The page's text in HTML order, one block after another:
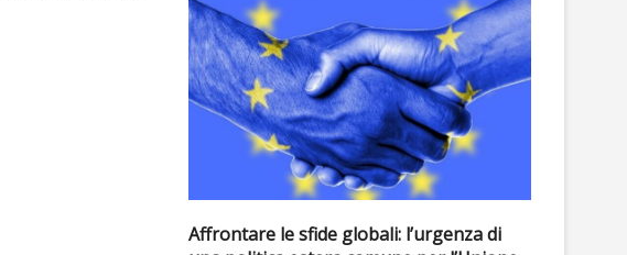
Affrontare le sfide globali: l’urgenza di